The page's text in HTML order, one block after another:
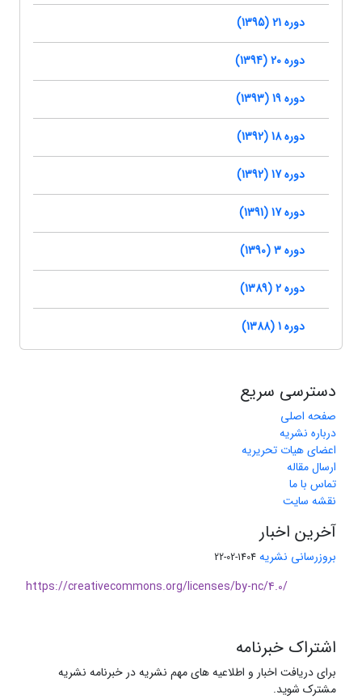
دوره 21 (1395)
دوره 20 (1394)
دوره 19 (1393)
دوره 18 (1392)
دوره 17 (1392)
دوره 17 (1391)
دوره 3 (1390)
دوره 2 (1389)
دوره 1 (1388)
دسترسی سریع
صفحه اصلی
درباره نشریه
اعضای هیات تحریریه
ارسال مقاله
تماس با ما
نقشه سایت
آخرین اخبار
بروزرسانی نشریه 1404-02-22
https://creativecommons.org/licenses/by-nc/4.0/
اشتراک خبرنامه
برای دریافت اخبار و اطلاعیه های مهم نشریه در خبرنامه نشریه
مشترک شوید.